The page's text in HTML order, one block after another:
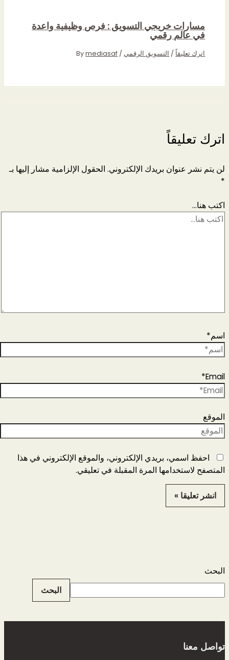
البحث
البحث
مسارات خريجي التسويق : فرص وظيفية واعدة
في عالم رقمي
اترك تعليقاً / التسويق الرقمي / By
mediasaf
اترك تعليقاً
لن يتم نشر عنوان بريدك الإلكتروني. الحقول الإلزامية مشار إليها بـ
*
اكتب هنا...
اسم*
Email*
الموقع
احفظ اسمي، بريدي الإلكتروني، والموقع الإلكتروني في هذا
المتصفح لاستخدامها المرة المقبلة في تعليقي.
تواصل معنا